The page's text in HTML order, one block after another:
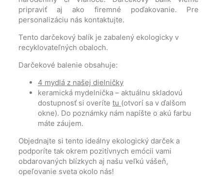
pripraviť aj ako firemné poďakovanie. Pre
personalizáciu nás kontaktujte.
Tento darčekový balík je zabalený ekologicky v
recyklovateľných obaloch.
Darčekové balenie obsahuje:
4 mydlá z našej dielničky
keramická mydelnička – aktuálnu skladovú
dostupnosť si overíte tu (otvorí sa v ďalšom
okne). Do poznámky nám napíšte o akú farbu
máte záujem.
Objednajte si tento ideálny ekologický darček a
podporíte tak okrem pozitívnych emócii vami
obdarovaných blízkych aj našu veľkú vášeň,
opeľovanie sveta okolo nás!